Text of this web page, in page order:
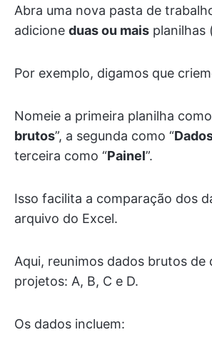
Abra uma nova pasta de
adicione duas ou mais planilhas
Por exemplo, digamos que
Nomeie a primeira planilha
brutos”, a segunda como “
terceira como “Painel”.
Isso facilita a comparação dos
arquivo do Excel.
Aqui, reunimos dados brutos de
projetos: A, B, C e D.
Os dados incluem: